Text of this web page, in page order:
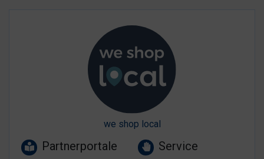
we shop local
Partnerportale Service